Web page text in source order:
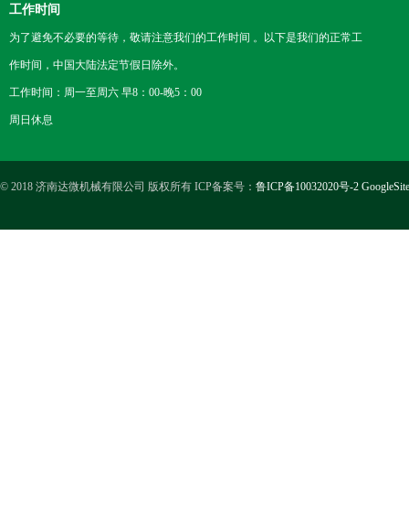
工作时间
为了避免不必要的等待，敬请注意我们的工作时间 。以下是我们的正常工
作时间，中国大陆法定节假日除外。
工作时间：周一至周六 早8：00-晚5：00
周日休息
© 2018 济南达微机械有限公司 版权所有 ICP备案号： 鲁ICP备10032020号-2